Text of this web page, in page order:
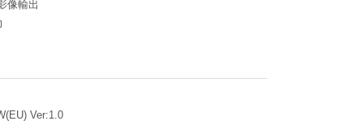
像輸出
Ver:1.0